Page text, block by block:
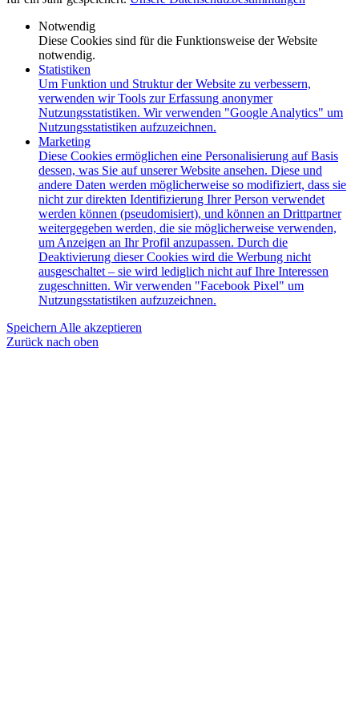
Notwendig
Diese Cookies sind für die Funktionsweise der Website
notwendig.
Statistiken
Um Funktion und Struktur der Website zu verbessern,
verwenden wir Tools zur Erfassung anonymer
Nutzungsstatistiken. Wir verwenden "Google Analytics" um
Nutzungsstatistiken aufzuzeichnen.
Marketing
Diese Cookies ermöglichen eine Personalisierung auf Basis
dessen, was Sie auf unserer Website ansehen. Diese und
andere Daten werden möglicherweise so modifiziert, dass sie
nicht zur direkten Identifizierung Ihrer Person verwendet
werden können (pseudomisiert), und können an Drittpartner
weitergegeben werden, die sie möglicherweise verwenden,
um Anzeigen an Ihr Profil anzupassen. Durch die
Deaktivierung dieser Cookies wird die Werbung nicht
ausgeschaltet – sie wird lediglich nicht auf Ihre Interessen
zugeschnitten. Wir verwenden "Facebook Pixel" um
Nutzungsstatistiken aufzuzeichnen.
Speichern Alle akzeptieren
Zurück nach oben